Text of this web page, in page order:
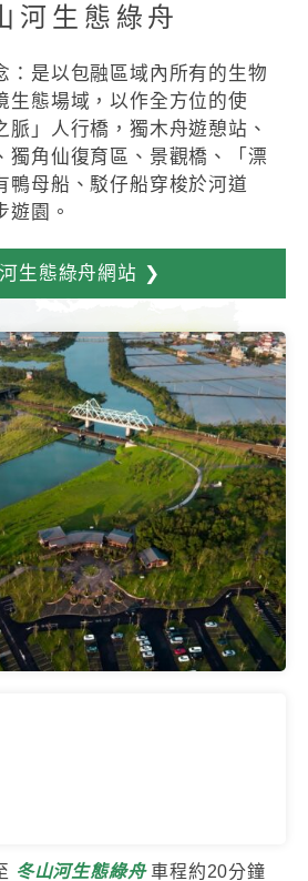
冬山河生態綠舟車程約20分鐘
河生態綠舟
：是以包融區域內所有的生物
生態場域，以作全方位的使
脈」人行橋，獨木舟遊憩站、
獨角仙復育區、景觀橋、「漂
鴨母船、駁仔船穿梭於河道
遊園。
生態綠舟網站